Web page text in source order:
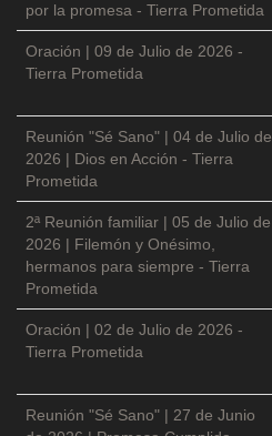
por la promesa - Tierra Prometida
Oración | 09 de Julio de 2026 -
Tierra Prometida
Reunión "Sé Sano" | 04 de Julio de
2026 | Dios en Acción - Tierra
Prometida
2ª Reunión familiar | 05 de Julio de
2026 | Filemón y Onésimo,
hermanos para siempre - Tierra
Prometida
Oración | 02 de Julio de 2026 -
Tierra Prometida
Reunión "Sé Sano" | 27 de Junio